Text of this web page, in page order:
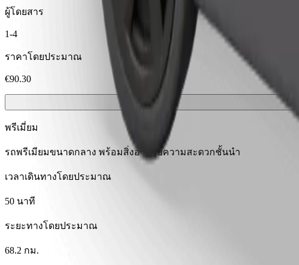
ผู้โดยสาร
1-4
ราคาโดยประมาณ
€90.30
พรีเมี่ยม
รถพรีเมียมขนาดกลาง พร้อมสิ่งอำนวยความสะดวกชั้นนำ
เวลาเดินทางโดยประมาณ
50 นาที
ระยะทางโดยประมาณ
68.2 กม.